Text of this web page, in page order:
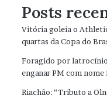
Posts
Vitória goleia o
quartas da Copa do
Foragido por
enganar PM com nome
Riachão: “Tributo a